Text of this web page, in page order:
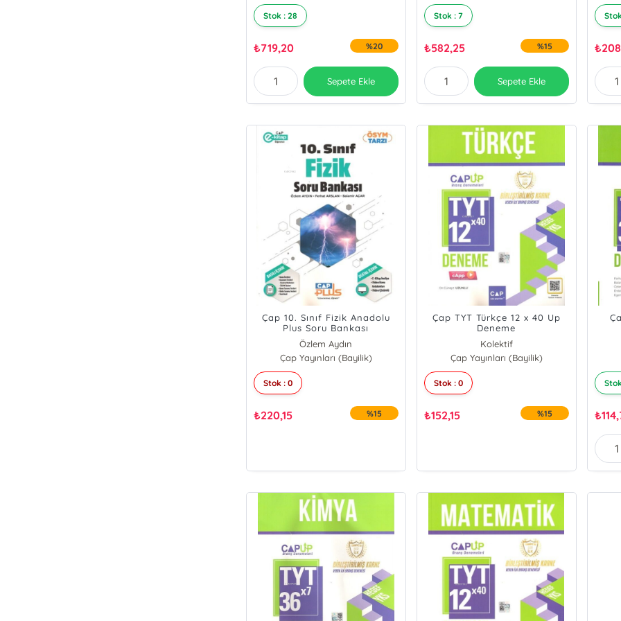
Stok : 28
₺719,20 %20
Sepete Ekle
Stok : 7
₺582,25 %15
Sepete Ekle
₺
Çap 10. Sınıf Fizik Anadolu
Plus Soru Bankası
Özlem Aydın
FERHAT ARSLAN
BALAMİR AÇAR
Çap Yayınları (Bayilik)
Stok : 0
₺220,15 %15
Çap TYT Türkçe 12 x 40 Up
Deneme
Kolektif
Çap Yayınları (Bayilik)
Stok : 0
₺152,15 %15 ₺